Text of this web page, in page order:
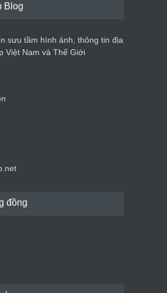
Blog
sưu tầm hình ảnh, thông tin địa
Việt Nam và Thế Giới
đồng